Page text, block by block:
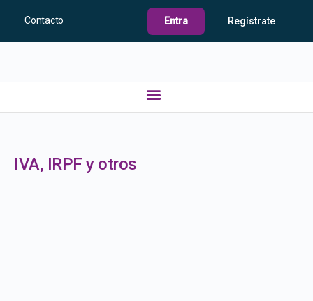
Contacto Entra Regístrate
IVA, IRPF y otros